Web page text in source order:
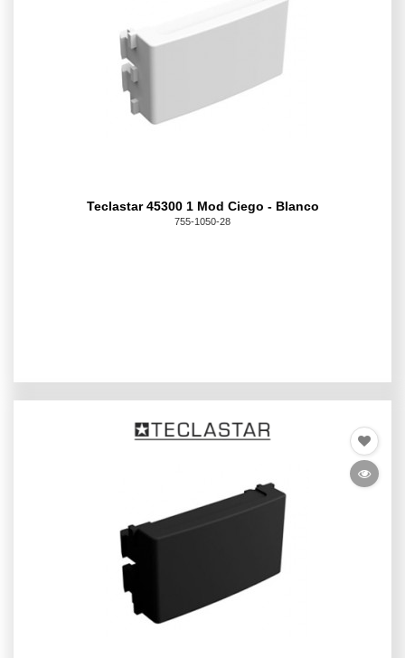
Teclastar 45300 1 Mod Ciego - Blanco
755-1050-28